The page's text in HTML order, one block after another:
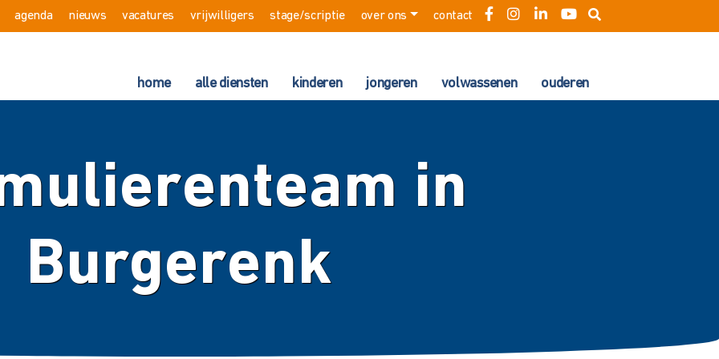
agenda nieuws vacatures vrijwilligers stage/scriptie over ons contact
home alle diensten kinderen jongeren volwassenen ouderen
in
Burgerenk